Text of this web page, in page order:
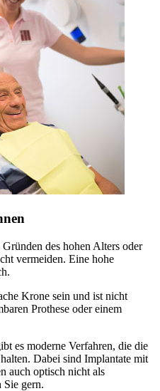
des hohen Alters oder
vermeiden. Eine hohe
Krone sein und ist nicht
Prothese oder einem
es moderne Verfahren, die die
Dabei sind Implantate mit
auch optisch nicht als
Sie gern.